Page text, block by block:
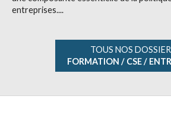
entreprises....
TOUS NOS
FORMATION / CSE /